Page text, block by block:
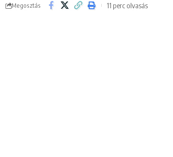
Megosztás 11 perc olvasás